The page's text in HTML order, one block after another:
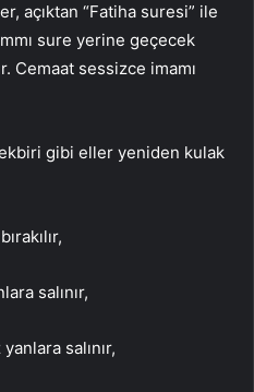
açıktan “Fatiha suresi” ile
sure yerine geçecek
Cemaat sessizce imamı
gibi eller yeniden kulak
salınır,
salınır,